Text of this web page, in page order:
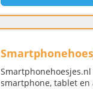
smartphone, tablet en